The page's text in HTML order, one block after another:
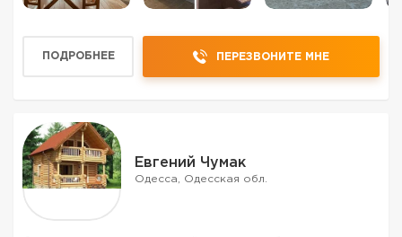
ПОДРОБНЕЕ ПЕРЕЗВОНИТЕ МНЕ
Евгений Чумак
Одесса, Одесская обл.